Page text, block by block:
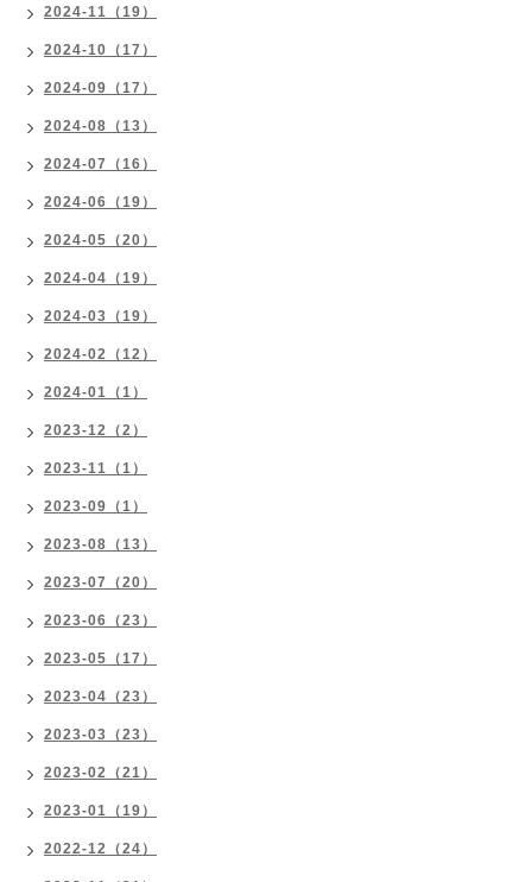
2024-11（19）
2024-10（17）
2024-09（17）
2024-08（13）
2024-07（16）
2024-06（19）
2024-05（20）
2024-04（19）
2024-03（19）
2024-02（12）
2024-01（1）
2023-12（2）
2023-11（1）
2023-09（1）
2023-08（13）
2023-07（20）
2023-06（23）
2023-05（17）
2023-04（23）
2023-03（23）
2023-02（21）
2023-01（19）
2022-12（24）